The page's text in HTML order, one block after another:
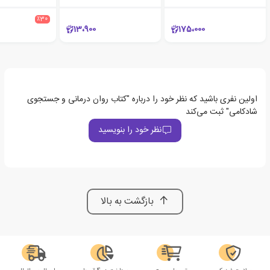
175،000 13،900
٪30
اولین نفری باشید که نظر خود را درباره "کتاب روان درمانی و جستجوی
شادکامی" ثبت می‌کند
نظر خود را بنویسید
بازگشت به بالا